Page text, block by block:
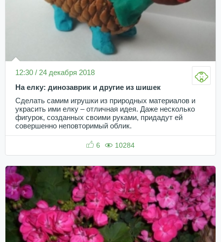
12:30 / 24 декабря 2018
На елку: динозаврик и другие из шишек
Сделать самим игрушки из природных материалов и
украсить ими елку – отличная идея. Даже несколько
фигурок, созданных своими руками, придадут ей
совершенно неповторимый облик.
6 10284